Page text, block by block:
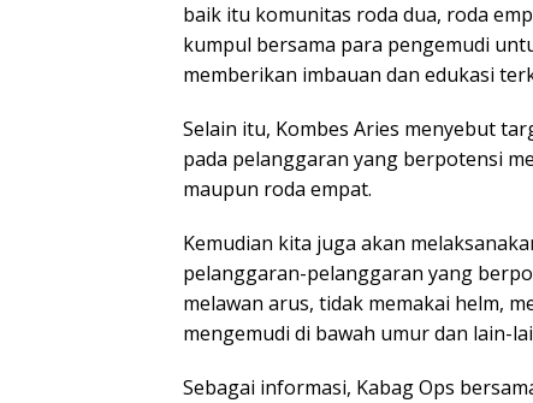
baik itu komunitas roda dua, roda
kumpul bersama para pengemudi
memberikan imbauan dan edukasi
Selain itu, Kombes Aries menyebut
pada pelanggaran yang berpotensi
maupun roda empat.
Kemudian kita juga akan
pelanggaran-pelanggaran yang
melawan arus, tidak memakai helm,
mengemudi di bawah umur dan lain-
Sebagai informasi, Kabag Ops